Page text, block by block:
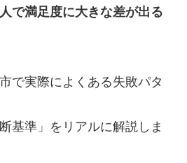
で満足度に大きな差が出る
で実際によくある失敗パタ
基準」をリアルに解説しま